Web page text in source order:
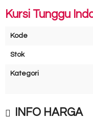
Kursi Tunggu
Kode
Stok
Kategori
INFO HARGA